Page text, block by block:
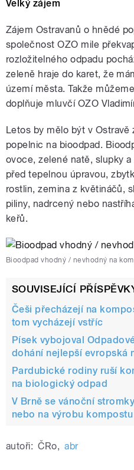
Velký zájem
Zájem Ostravanů o hnědé
společnost OZO mile
rozložitelného odpadu
zeleně hraje do karet, že
území města. Takže
doplňuje mluvčí OZO
Letos by mělo být v
popelnic na bioodpad.
ovoce, zelené natě, slupky
před tepelnou úpravou,
rostlin, zemina z květináčů,
piliny, nadrcený nebo
keřů.
Bioodpad vhodný / nevhodný na
SOUVISEJÍCÍ
Češi přecházejí na
tom vycházejí vstříc
Písek vybojoval
dohání nejlepší evropská
Pardubické rodiny ruší
na biologický odpad
V Brně se vánoční
nebo na výrobu kompostu
autoři: ČRo, abr